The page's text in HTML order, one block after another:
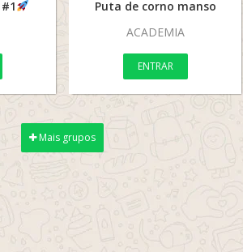
Puta de corno manso
ACADEMIA
ENTRAR
Mais grupos